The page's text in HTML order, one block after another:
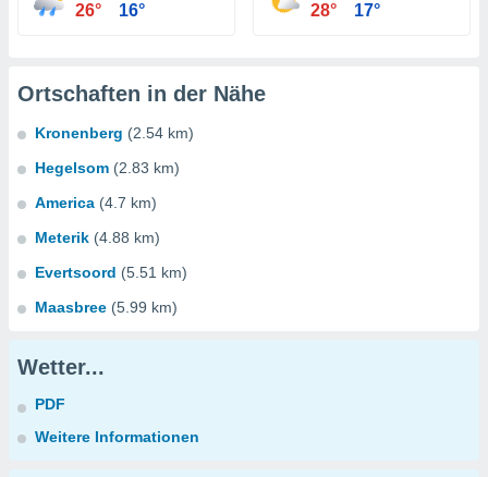
26° 16° 28° 17°
Ortschaften in der Nähe
Kronenberg (2.54 km)
Hegelsom (2.83 km)
America (4.7 km)
Meterik (4.88 km)
Evertsoord (5.51 km)
Maasbree (5.99 km)
Wetter...
PDF
Weitere Informationen